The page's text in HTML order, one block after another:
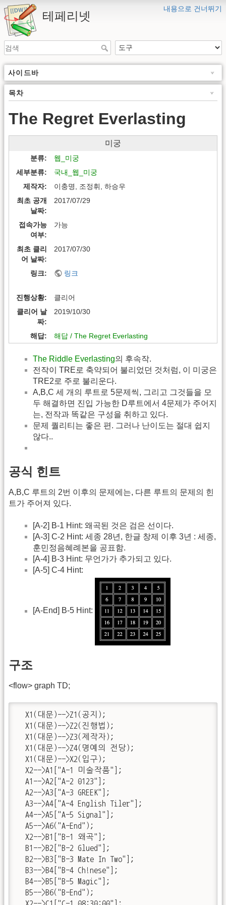
내용으로 건너뛰기
테페리넷
사이드바
목차
The Regret Everlasting
미궁
분류
웹_미궁
세부분류
국내_웹_미궁
제작자
이충명, 조정휘, 하승우
최초 공개
날짜
2017/07/29
접속가능
여부
가능
최초 클리
어 날짜
2017/07/30
링크 링크
진행상황
클리어
클리어 날
짜
2019/10/30
해답 해답 / The Regret Everlasting
The Riddle Everlasting의 후속작.
전작이 TRE로 축약되어 불리었던 것처럼, 이 미궁은
TRE2로 주로 불리운다.
A,B,C 세 개의 루트로 5문제씩, 그리고 그것들을 모
두 해결하면 진입 가능한 D루트에서 4문제가 주어지
는, 전작과 똑같은 구성을 취하고 있다.
문제 퀄리티는 좋은 편. 그러나 난이도는 절대 쉽지
않다..
공식 힌트
A,B,C 루트의 2번 이후의 문제에는, 다른 루트의 문제의 힌
트가 주어져 있다.
[A-2] B-1 Hint: 왜곡된 것은 검은 선이다.
[A-3] C-2 Hint: 세종 28년, 한글 창제 이후 3년 : 세종,
훈민정음혜례본을 공표함.
[A-4] B-3 Hint: 무언가가 추가되고 있다.
[A-5] C-4 Hint:
[A-End] B-5 Hint:
구조
<flow> graph TD;
  X1(대문)-->Z1(공지);
  X1(대문)-->Z2(진행법);
  X1(대문)-->Z3(제작자);
  X1(대문)-->Z4(명예의 전당);
  X1(대문)-->X2(입구);
  X2-->A1["A-1 미술작품"];
  A1-->A2["A-2 0123"];
  A2-->A3["A-3 GREEK"];
  A3-->A4["A-4 English Tiler"];
  A4-->A5["A-5 Signal"];
  A5-->A6("A-End");
  X2-->B1["B-1 왜곡"];
  B1-->B2["B-2 Glued"];
  B2-->B3["B-3 Mate In Two"];
  B3-->B4["B-4 Ch!nese"];
  B4-->B5["B-5 Magic"];
  B5-->B6("B-End");
  X2-->C1["C-1 08:30:00"];